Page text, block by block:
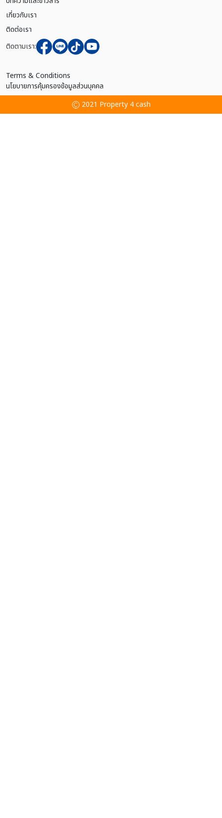
เกี่ยวกับเรา
ติดต่อเรา
ติดตามเรา:
Terms & Conditions
นโยบายการคุ้มครองข้อมูลส่วนบุคคล
2021 Property 4 cash